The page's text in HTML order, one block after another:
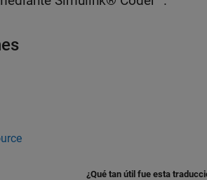
¿Qué tan útil fue esta